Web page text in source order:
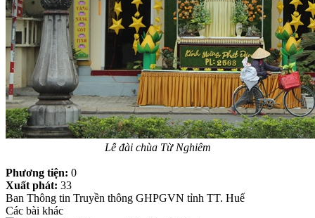
Lễ đài chùa Từ Nghiêm
Phương tiện: 0
Xuất phát: 33
Ban Thông tin Truyền thông GHPGVN tỉnh TT. Huế
Các bài khác